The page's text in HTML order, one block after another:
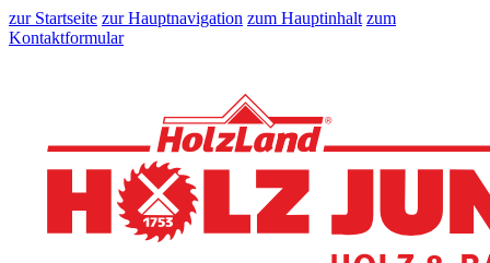
zur Startseite zur Hauptnavigation zum Hauptinhalt zum
Kontaktformular